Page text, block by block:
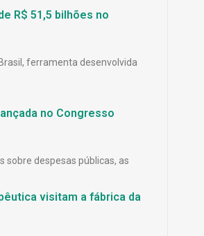
R$ 51,5 bilhões no
ferramenta desenvolvida
no Congresso
sobre despesas públicas, as
visitam a fábrica da